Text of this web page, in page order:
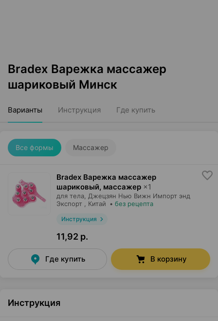
Bradex Варежка массажер
шариковый Минск
Варианты Инструкция Где купить
Все формы Массажер
Bradex Варежка массажер
шариковый, массажер ×1
для тела, Джецзян Нью Вижн Импорт энд
Экспорт
, Китай • без рецепта
Инструкция
11,92 р.
Где купить В корзину
Инструкция